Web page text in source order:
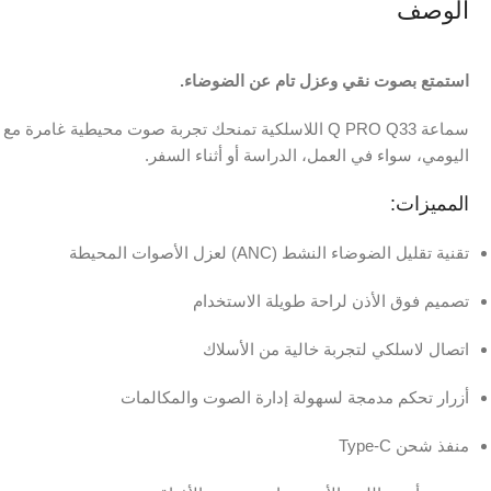
الوصف
استمتع بصوت نقي وعزل تام عن الضوضاء.
اليومي، سواء في العمل، الدراسة أو أثناء السفر.
المميزات:
تقنية تقليل الضوضاء النشط (ANC) لعزل الأصوات المحيطة
تصميم فوق الأذن لراحة طويلة الاستخدام
اتصال لاسلكي لتجربة خالية من الأسلاك
أزرار تحكم مدمجة لسهولة إدارة الصوت والمكالمات
منفذ شحن Type-C